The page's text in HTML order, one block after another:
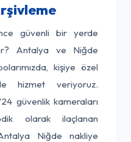
güvenli bir yerde
Antalya ve Niğde
kişiye özel
hizmet veriyoruz.
güvenlik kameraları
olarak ilaçlanan
Niğde nakliye